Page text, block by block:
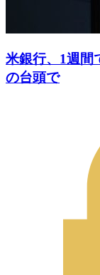
米銀行、1週
の台頭で